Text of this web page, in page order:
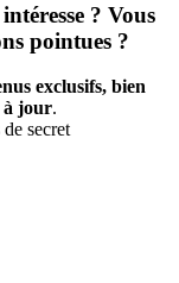
? Vous
pointues ?
exclusifs, bien
à jour.
secret